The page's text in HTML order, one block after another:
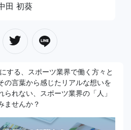
田 初葵
する、スポーツ業界で働く方々と
の言葉から感じたリアルな想いを
れない、スポーツ業界の「人」
ませんか？